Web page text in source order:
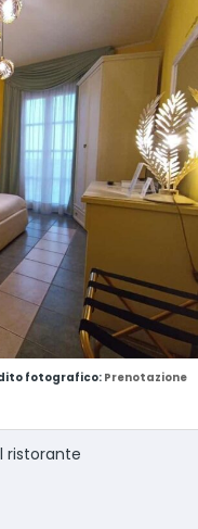
fotografico: Prenotazione
ristorante